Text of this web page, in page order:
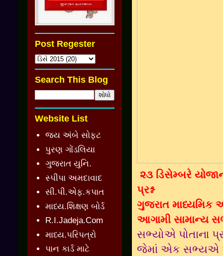
૨૩ ડિસેમ્બરે
પ્રશ્ન
ગુજરાત માધ્યમિક
આગામી સામાન્ય
સભ્યોએ પોતાના
જેમાં એક સભ્યએ
Post Regester
Search This Blog
Website List
જય અંબે સોફ્ટ
પુરણ ગોંડલિયા
ગુજરાત યુનિ.
સ્પીપા અમદાવાદ
સી.પી.એફ.કપાત
માધ્ય.શિક્ષણ બોર્ડ
R.I.Jadeja.Com
માધ્ય.પરિપત્રો
પાન કાર્ડ માટે